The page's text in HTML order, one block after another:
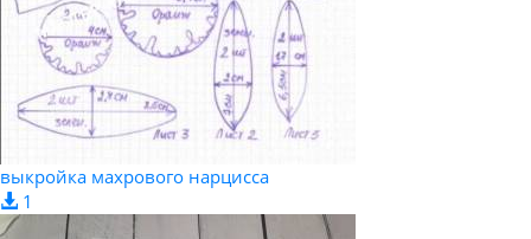
выкройка махрового нарцисса
1